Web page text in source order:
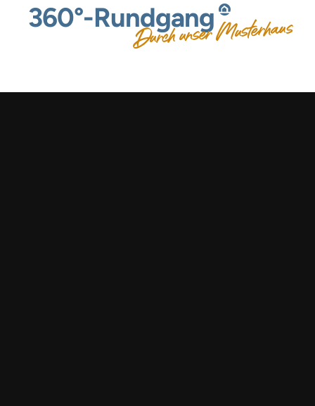
360°-RundgangDurch unser Musterhaus